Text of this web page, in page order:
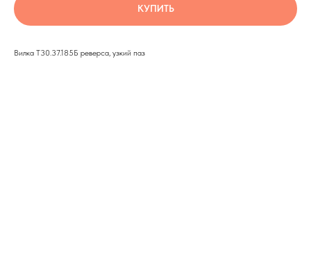
КУПИТЬ
Вилка Т30.37.185Б реверса, узкий паз